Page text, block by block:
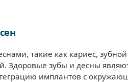
такие как кариес,
Здоровые зубы и десны
имплантов с